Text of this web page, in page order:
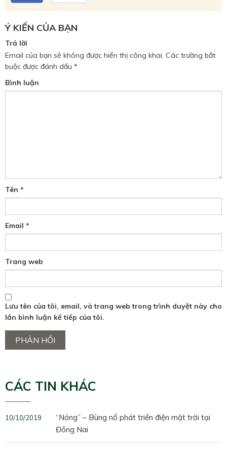
Ý KIẾN CỦA BẠN
Trả lời
Email của bạn sẽ không được hiển thị công khai. Các trường bắt
buộc được đánh dấu *
Bình luận
Tên *
Email *
Trang web
Lưu tên của tôi, email, và trang web trong trình duyệt này cho
lần bình luận kế tiếp của tôi.
CÁC TIN KHÁC
“Nóng” – Bùng nổ phát triển điện mặt trời tại
Đồng Nai
10/10/2019